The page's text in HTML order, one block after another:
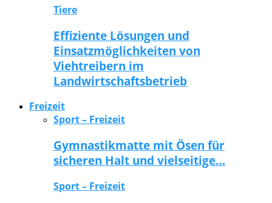
Tiere
Effiziente Lösungen und
Einsatzmöglichkeiten von
Viehtreibern im
Landwirtschaftsbetrieb
Freizeit
Sport – Freizeit
Gymnastikmatte mit Ösen für
sicheren Halt und vielseitige…
Sport – Freizeit